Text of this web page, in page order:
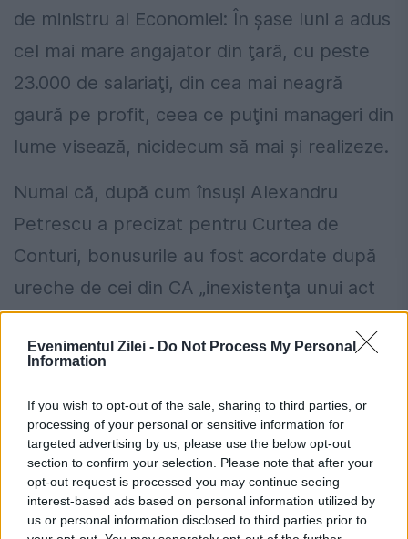
Evenimentul Zilei - Do Not Process My Personal
Information
If you wish to opt-out of the sale, sharing to third parties, or
processing of your personal or sensitive information for
targeted advertising by us, please use the below opt-out
section to confirm your selection. Please note that after your
opt-out request is processed you may continue seeing
interest-based ads based on personal information utilized by
us or personal information disclosed to third parties prior to
de ministru al Economiei: În şase luni a adus
cel mai mare angajator din ţară, cu peste
23.000 de salariaţi, din cea mai neagră
gaură pe profit, ceea ce puţini manageri din
lume visează, nicidecum să mai şi realizeze.
Numai că, după cum însuşi Alexandru
Petrescu a precizat pentru Curtea de
Conturi, bonusurile au fost acordate după
ureche de cei din CA „inexistenţa unui act
adiţional prin care să fi fost stabilite
obiectivele şi criteriile anuale pentru 2015 în
contractului de mandat s-a datorat culpei
exclusive a AGA”.
Poşta dată pe mâna DNA şi de MCSI